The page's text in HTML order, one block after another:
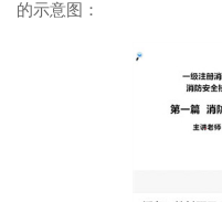
的示意图：